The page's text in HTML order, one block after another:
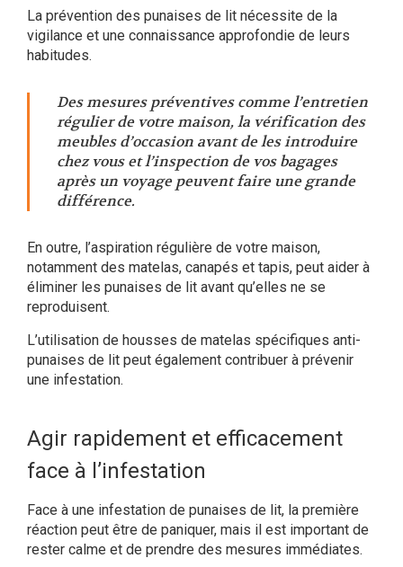
La prévention des punaises de lit nécessite de la
vigilance et une connaissance approfondie de leurs
habitudes.
Des mesures préventives comme l’entretien
régulier de votre maison, la vérification des
meubles d’occasion avant de les introduire
chez vous et l’inspection de vos bagages
après un voyage peuvent faire une grande
différence.
En outre, l’aspiration régulière de votre maison,
notamment des matelas, canapés et tapis, peut aider à
éliminer les punaises de lit avant qu’elles ne se
reproduisent.
L’utilisation de housses de matelas spécifiques anti-
punaises de lit peut également contribuer à prévenir
une infestation.
Agir rapidement et efficacement
face à l’infestation
Face à une infestation de punaises de lit, la première
réaction peut être de paniquer, mais il est important de
rester calme et de prendre des mesures immédiates.